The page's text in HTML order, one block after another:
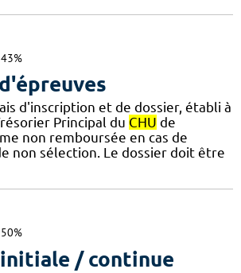
43%
d'inscription et de dossier, établi à
Principal du CHU de
non remboursée en cas de
non sélection. Le dossier doit être
50%
/ continue